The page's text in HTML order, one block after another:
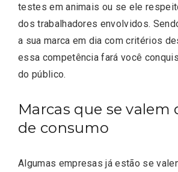
testes em animais ou se ele
dos trabalhadores envolvidos.
a sua marca em dia com critérios
essa competência fará você
do público.
Marcas que se valem
de consumo
Algumas empresas já estão se